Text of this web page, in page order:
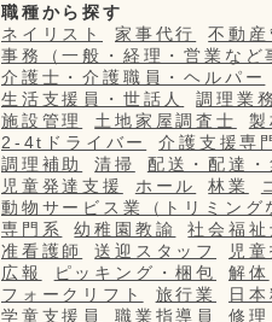
職種から探す
ネイリスト
家事代行
不動
事務（一般・経理・営業など
介護士・介護職員・ヘルパー
生活支援員・世話人
調理業
施設管理
土地家屋調査士
2-4tドライバー
介護支援専
調理補助
清掃
配送・配達
児童発達支援
ホール 林業
動物サービス業（トリミング
専門系
幼稚園教諭
社会福
准看護師
送迎スタッフ
児
広報
ピッキング・梱包
解体
フォークリフト
旅行業
日
学童支援員
職業指導員
修